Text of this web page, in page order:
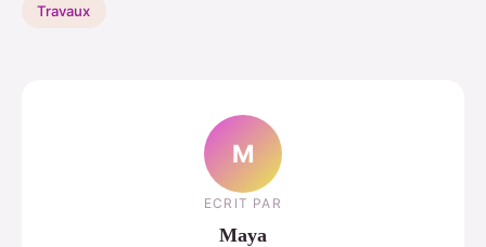
Travaux
M
ECRIT PAR
Maya